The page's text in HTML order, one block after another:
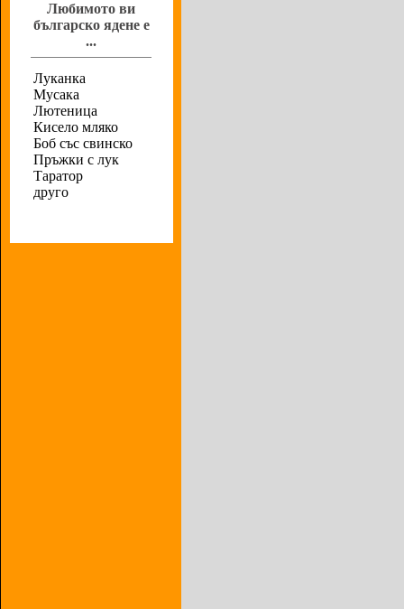
Любимото ви
българско ядене е
...
Луканка
Мусака
Лютеница
Кисело мляко
Боб със свинско
Пръжки с лук
Таратор
друго